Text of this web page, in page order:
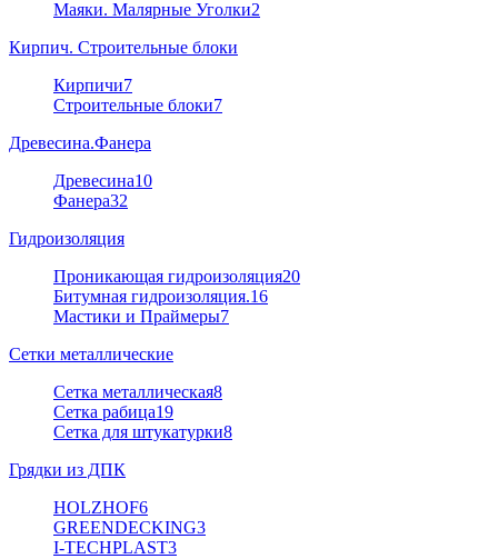
Маяки. Малярные Уголки2
Кирпич. Строительные блоки
Кирпичи7
Строительные блоки7
Древесина.Фанера
Древесина10
Фанера32
Гидроизоляция
Проникающая гидроизоляция20
Битумная гидроизоляция.16
Мастики и Праймеры7
Сетки металлические
Сетка металлическая8
Сетка рабица19
Сетка для штукатурки8
Грядки из ДПК
HOLZHOF6
GREENDECKING3
I-TECHPLAST3